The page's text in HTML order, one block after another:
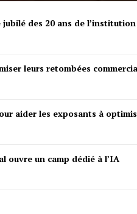
jubilé des 20 ans de l’institution
leurs retombées
aider les exposants à
ouvre un camp dédié à l’IA